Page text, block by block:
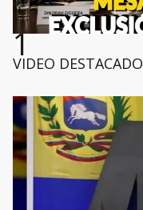
1
VIDEO DESTACADO